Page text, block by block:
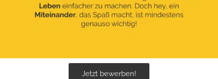
Jetzt bewerben!